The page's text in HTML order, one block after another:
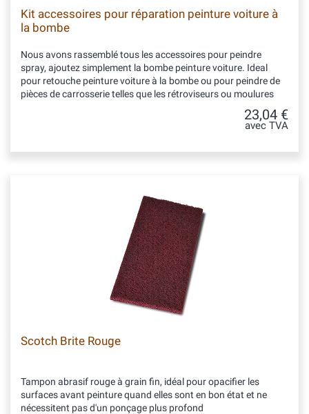
Kit accessoires pour réparation peinture voiture à
la bombe
Nous avons rassemblé tous les accessoires pour peindre
spray, ajoutez simplement la bombe peinture voiture. Ideal
pour retouche peinture voiture à la bombe ou pour peindre de
pièces de carrosserie telles que les rétroviseurs ou moulures
23,04 €
avec TVA
Scotch Brite Rouge
Tampon abrasif rouge à grain fin, idéal pour opacifier les
surfaces avant peinture quand elles sont en bon état et ne
nécessitent pas d'un ponçage plus profond